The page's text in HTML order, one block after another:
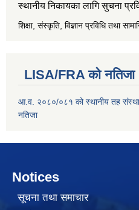
स्थानीय निकायका लागि सुचना
शिक्षा, संस्कृति, विज्ञान प्रविधि तथा
LISA/FRA को नतिजा
आ.व. २०८०/०८१ को स्थानीय तह
नतिजा
Notices
सूचना तथा समाचार